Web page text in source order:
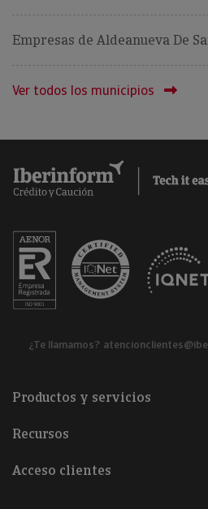
Empresas de Aldeanueva De
Ver todos los municipios
¿Te llamamos?
Productos y servicios
Recursos
Acceso clientes